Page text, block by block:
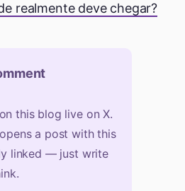
realmente deve chegar?
this blog live on X.
a post with this
linked — just write